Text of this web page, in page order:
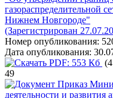
газораспределительной
Нижнем Новгороде"
(Зарегистрирован
Номер опубликования:
Дата опубликования:
PDF: 553 Кб
49
Приказ
деятельности и